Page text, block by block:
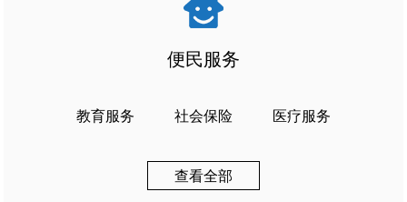
便民服务
教育服务 社会保险 医疗服务
查看全部